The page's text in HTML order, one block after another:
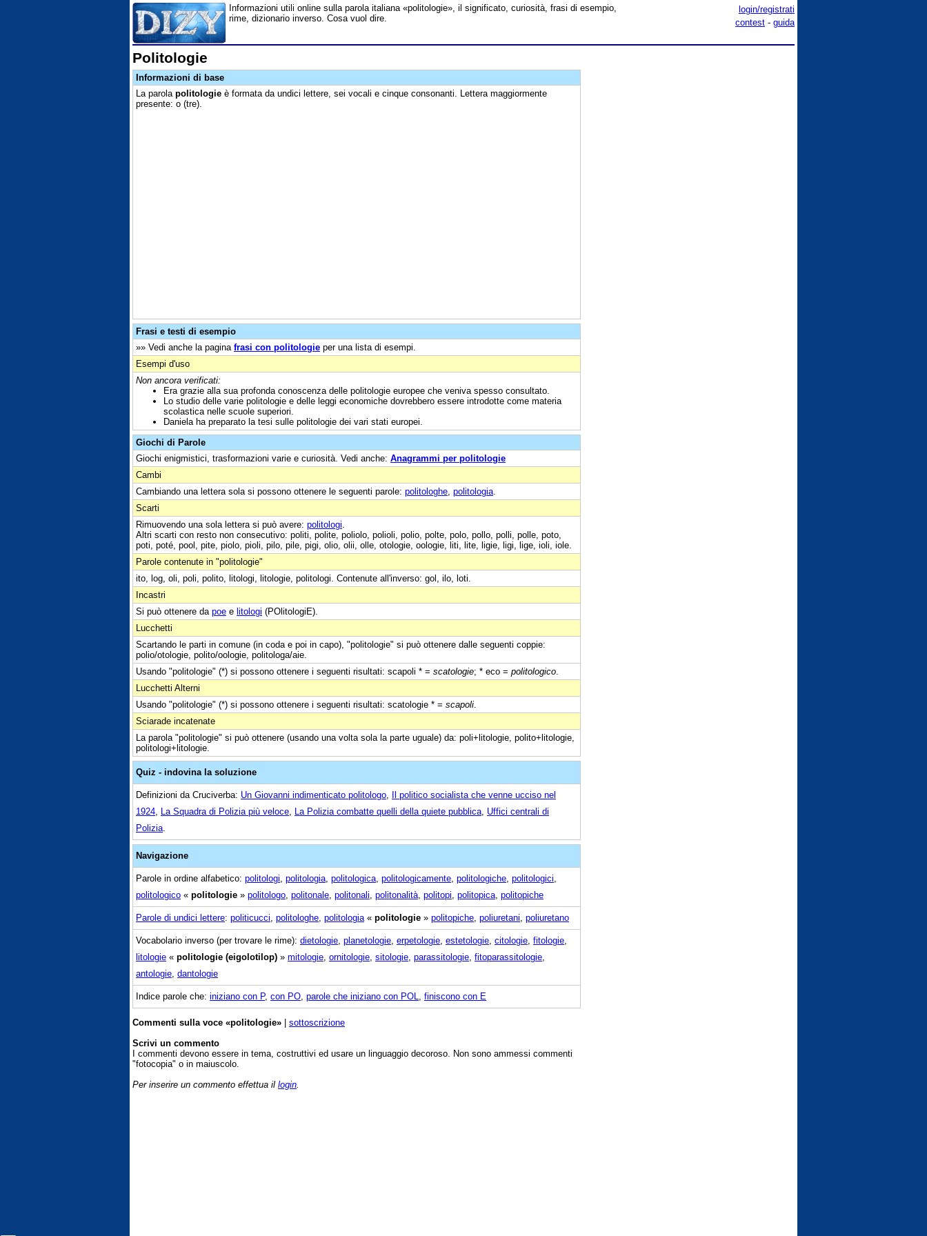
login/registrati
contest - guida
Informazioni utili online sulla parola italiana «politologie», il significato, curiosità, frasi di esempio,
rime, dizionario inverso. Cosa vuol dire.
Politologie
Informazioni di base
La parola politologie è formata da undici lettere, sei vocali e cinque consonanti. Lettera maggiormente
presente: o (tre).
Frasi e testi di esempio
»» Vedi anche la pagina frasi con politologie per una lista di esempi.
Esempi d'uso
Non ancora verificati:
Era grazie alla sua profonda conoscenza delle politologie europee che veniva spesso consultato.
Lo studio delle varie politologie e delle leggi economiche dovrebbero essere introdotte come materia
scolastica nelle scuole superiori.
Daniela ha preparato la tesi sulle politologie dei vari stati europei.
Giochi di Parole
Giochi enigmistici, trasformazioni varie e curiosità. Vedi anche: Anagrammi per politologie
Cambi
Cambiando una lettera sola si possono ottenere le seguenti parole: politologhe politologia
Scarti
Rimuovendo una sola lettera si può avere: politologi
Altri scarti con resto non consecutivo: politi, polite, poliolo, polioli, polio, polte, polo, pollo, polli, polle, poto,
poti, poté, pool, pite, piolo, pioli, pilo, pile, pigi, olio, olii, olle, otologie, oologie, liti, lite, ligie, ligi, lige, ioli, iole.
Parole contenute in "politologie"
ito, log, oli, poli, polito, litologi, litologie, politologi. Contenute all'inverso: gol, ilo, loti.
Incastri
Si può ottenere da poe e litologi (POlitologiE).
Lucchetti
Scartando le parti in comune (in coda e poi in capo), "politologie" si può ottenere dalle seguenti coppie:
polio/otologie, polito/oologie, politologa/aie.
Usando "politologie" (*) si possono ottenere i seguenti risultati: scapoli * = scatologie; * eco = politologico
Lucchetti Alterni
Usando "politologie" (*) si possono ottenere i seguenti risultati: scatologie * = scapoli
Sciarade incatenate
La parola "politologie" si può ottenere (usando una volta sola la parte uguale) da: poli+litologie, polito+litologie,
politologi+litologie.
Quiz - indovina la soluzione
Definizioni da Cruciverba: Un Giovanni indimenticato politologo Il politico socialista che venne ucciso nel
1924 La Squadra di Polizia più veloce La Polizia combatte quelli della quiete pubblica Uffici centrali di
Polizia
Navigazione
Parole in ordine alfabetico: politologi politologia politologica politologicamente politologiche politologici
politologico « politologie » politologo politonale politonali politonalità politopi politopica politopiche
Parole di undici lettere: politicucci politologhe politologia « politologie » politopiche poliuretani poliuretano
Vocabolario inverso (per trovare le rime): dietologie planetologie erpetologie estetologie citologie fitologie
litologie « politologie (eigolotilop) » mitologie ornitologie sitologie parassitologie fitoparassitologie
antologie dantologie
Indice parole che: iniziano con P, con PO parole che iniziano con POL finiscono con E
Commenti sulla voce «politologie» | sottoscrizione
Scrivi un commento
I commenti devono essere in tema, costruttivi ed usare un linguaggio decoroso. Non sono ammessi commenti
"fotocopia" o in maiuscolo.
Per inserire un commento effettua il login